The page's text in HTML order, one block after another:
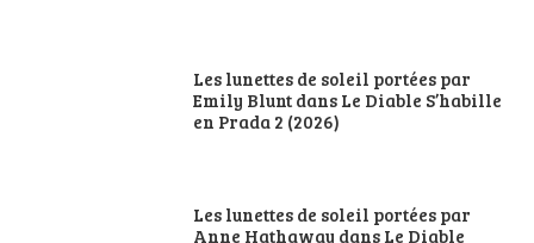
Les lunettes de soleil portées par
Emily Blunt dans Le Diable S’habille
en Prada 2 (2026)
Les lunettes de soleil portées par
Anne Hathaway dans Le Diable